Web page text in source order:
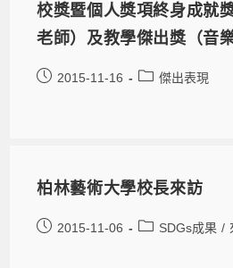
校獎暨個人獎項終身成就
老師）及教學傑出獎（音
2015-11-16 傑出表現
柏林藝術大學校長來訪
2015-11-06 SDGs成果 /